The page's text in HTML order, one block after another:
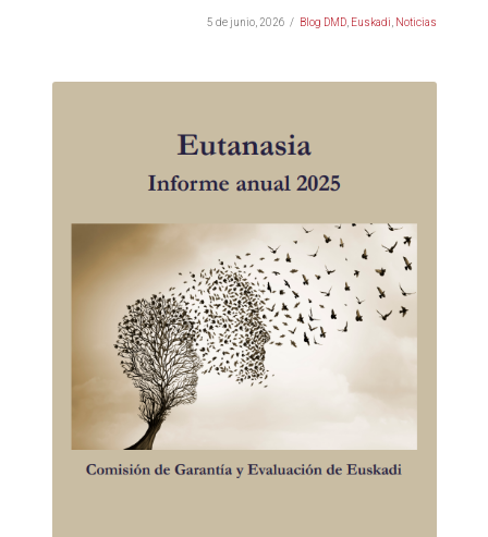
5 de junio, 2026 Blog DMD, Euskadi Noticias